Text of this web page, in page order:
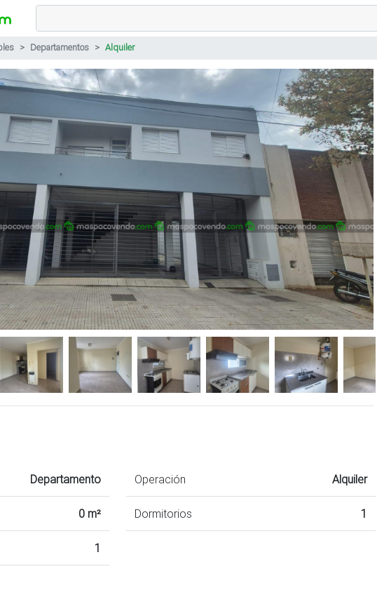
Departamentos Alquiler
Departamento
0 m²
1
Operación Alquiler
Dormitorios 1